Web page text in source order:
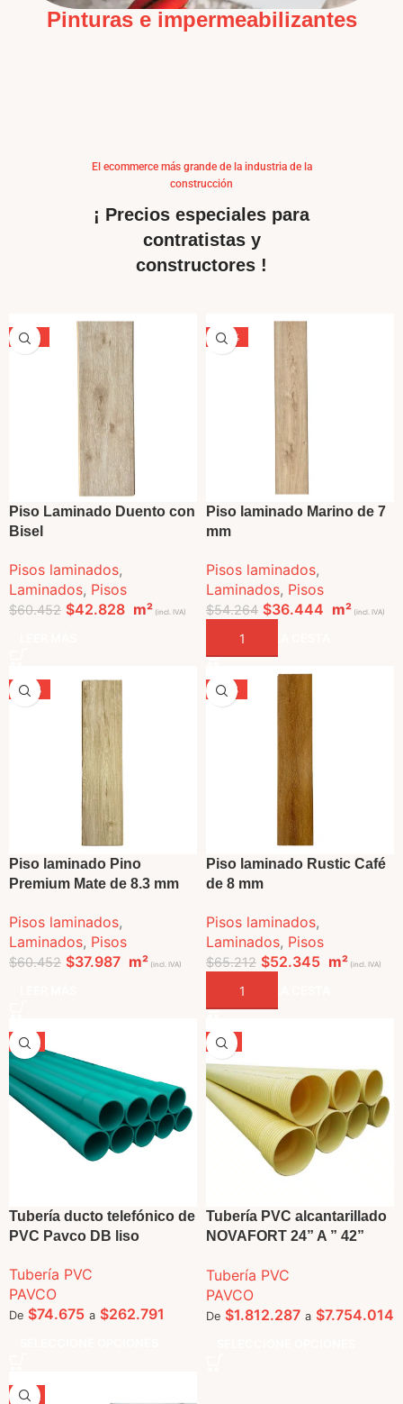
Pinturas e impermeabilizantes
El ecommerce más grande de la industria de la
construcción
¡ Precios especiales para
contratistas y
constructores !
-29%
VENDIDO
Piso Laminado Duento con
Bisel
Pisos laminados,
Laminados, Pisos
$60.452 $42.828 m² (incl. IVA)
-33%
Piso laminado Marino de 7
mm
Pisos laminados,
Laminados, Pisos
$54.264 $36.444 m² (incl. IVA)
AÑADIR A LA CESTA
-37%
VENDIDO
Piso laminado Pino
Premium Mate de 8.3 mm
Pisos laminados,
Laminados, Pisos
$60.452 $37.987 m² (incl. IVA)
-20%
Piso laminado Rustic Café
de 8 mm
Pisos laminados,
Laminados, Pisos
$65.212 $52.345 m² (incl. IVA)
AÑADIR A LA CESTA
-5%
Tubería ducto telefónico de
PVC Pavco DB liso
Tubería PVC
PAVCO
De $74.675 a $262.791
-5%
Tubería PVC alcantarillado
NOVAFORT 24” A ” 42”
Tubería PVC
PAVCO
De $1.812.287 a $7.754.014
-5%